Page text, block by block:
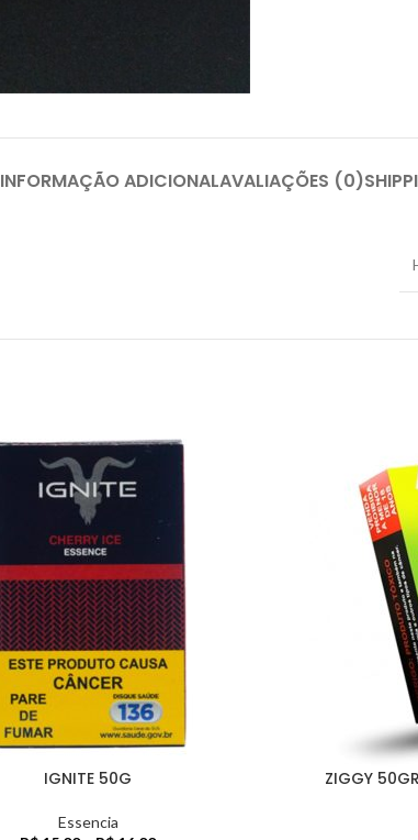
INFORMAÇÃO ADICIONALAVALIAÇÕES (0)
IGNITE 50G
Essencia
ZIGGY